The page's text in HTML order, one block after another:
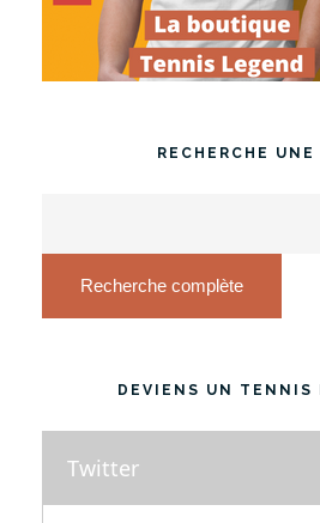
RECHERCHE UNE
Recherche complète
DEVIENS UN TENNIS
Twitter